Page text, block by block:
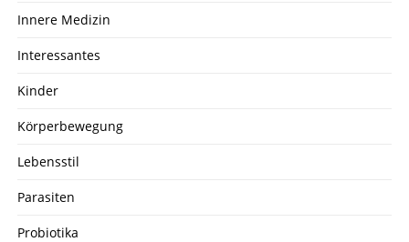
Innere Medizin
Interessantes
Kinder
Körperbewegung
Lebensstil
Parasiten
Probiotika